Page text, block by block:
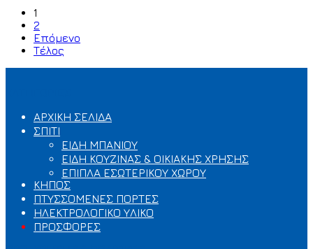
1
2
Επόμενο
Τέλος
ΑΡΧΙΚΗ ΣΕΛΙΔΑ
ΣΠΙΤΙ
ΕΙΔΗ ΜΠΑΝΙΟΥ
ΕΙΔΗ ΚΟΥΖΙΝΑΣ & ΟΙΚΙΑΚΗΣ ΧΡΗΣΗΣ
ΕΠΙΠΛΑ ΕΣΩΤΕΡΙΚΟΥ ΧΩΡΟΥ
ΚΗΠΟΣ
ΠΤΥΣΣΟΜΕΝΕΣ ΠΟΡΤΕΣ
ΗΛΕΚΤΡΟΛΟΓΙΚΟ ΥΛΙΚΟ
ΠΡΟΣΦΟΡΕΣ